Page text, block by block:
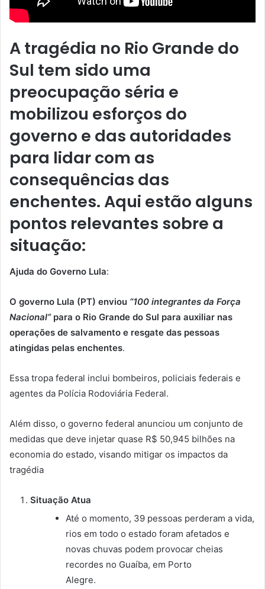
A tragédia no Rio Grande do
Sul tem sido uma
preocupação séria e
mobilizou esforços do
governo e das autoridades
para lidar com as
consequências das
enchentes. Aqui estão alguns
pontos relevantes sobre a
situação:
Ajuda do Governo Lula:
O governo Lula (PT) enviou “100 integrantes da Força
Nacional”para o Rio Grande do Sul para auxiliar nas
operações de salvamento e resgate das pessoas
atingidas pelas enchentes.
Essa tropa federal inclui bombeiros, policiais federais e
agentes da Polícia Rodoviária Federal.
Além disso, o governo federal anunciou um conjunto de
medidas que deve injetar quase R$ 50,945 bilhões na
economia do estado, visando mitigar os impactos da
tragédia
Situação Atua
Até o momento, 39 pessoas perderam a vida,
rios em todo o estado foram afetados e
novas chuvas podem provocar cheias
recordes no Guaíba, em Porto
Alegre.